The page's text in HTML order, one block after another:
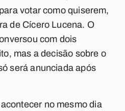
votar como quiserem,
de Cícero Lucena. O
com dois
mas a decisão sobre o
será anunciada após
no mesmo dia